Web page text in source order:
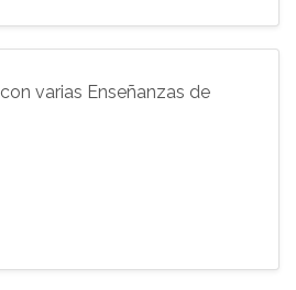
varias Enseñanzas de